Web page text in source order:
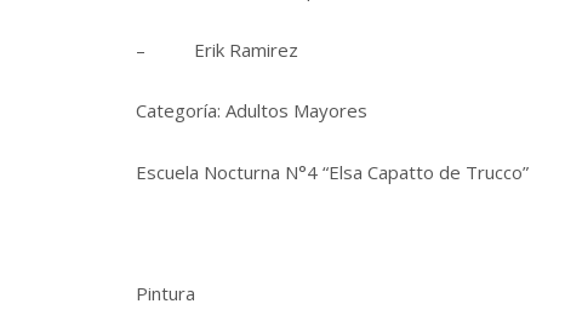
– Erik Ramirez
Categoría: Adultos Mayores
Escuela Nocturna N°4 “Elsa Capatto de Trucco”
Pintura